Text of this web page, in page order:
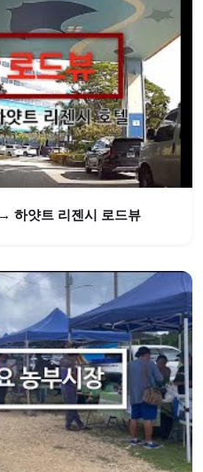
하얏트 리젠시 로드뷰